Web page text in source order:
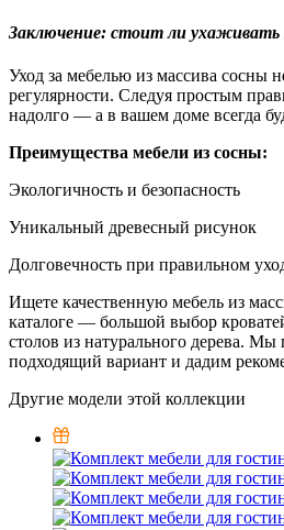
Заключение: стоит ли ухаживать
Уход за мебелью из массива сосны
регулярности. Следуя простым
надолго — а в вашем доме всегда
Преимущества мебели из сосны:
Экологичность и безопасность
Уникальный древесный рисунок
Долговечность при правильном
Ищете качественную мебель из
каталоге — большой выбор
столов из натурального дерева.
подходящий вариант и дадим
Другие модели этой коллекции